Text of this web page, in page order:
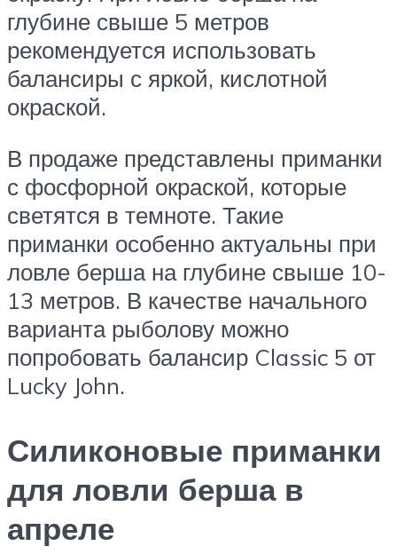
глубине свыше 5 метров
рекомендуется использовать
балансиры с яркой, кислотной
окраской.
В продаже представлены приманки
с фосфорной окраской, которые
светятся в темноте. Такие
приманки особенно актуальны при
ловле берша на глубине свыше 10-
13 метров. В качестве начального
варианта рыболову можно
попробовать балансир Classic 5 от
Lucky John.
Силиконовые приманки
для ловли берша в
апреле